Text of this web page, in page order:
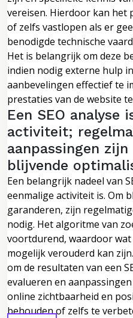
vereisen. Hierdoor kan het
of zelfs vastlopen als er
benodigde technische
Het is belangrijk om deze
indien nodig externe hulp
aanbevelingen effectief te
prestaties van de website
Een SEO analyse
activiteit;
aanpassingen
blijvende
Een belangrijk nadeel van
eenmalige activiteit is. Om
garanderen, zijn
nodig. Het algoritme van
voortdurend, waardoor
mogelijk verouderd kan
om de resultaten van een
evalueren en
online zichtbaarheid en
behouden of zelfs te